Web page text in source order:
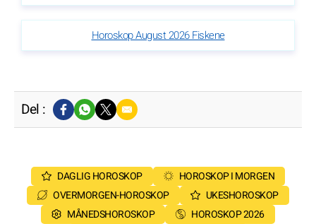
Horoskop August 2026 Fiskene
Del :
DAGLIG HOROSKOP
HOROSKOP I MORGEN
OVERMORGEN-HOROSKOP
UKESHOROSKOP
MÅNEDSHOROSKOP
HOROSKOP 2026